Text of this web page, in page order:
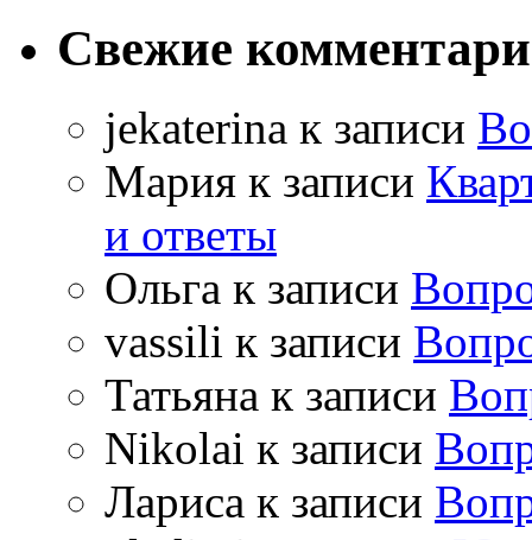
Свежие
jekaterina к записи
Мария к записи
и ответы
Ольга к записи
vassili к записи
Татьяна к записи
Nikolai к записи
Лариса к записи